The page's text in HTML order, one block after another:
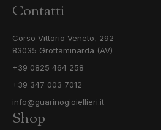
Contatti
Corso Vittorio Veneto, 292
83035 Grottaminarda (AV)
+39 0825 464 258
+39 347 003 7012
info@guarinogioiellieri.it
Shop